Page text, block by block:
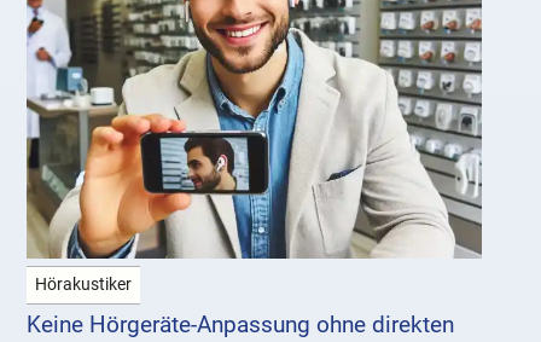
Hörakustiker
Keine Hörgeräte-Anpassung ohne direkten